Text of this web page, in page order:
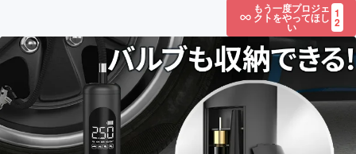
もう一度プロジェ
クトをやってほし
い
1
2